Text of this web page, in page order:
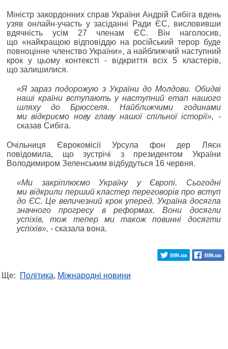
Міністр закордонних справ України Андрій Сибіга вдень
узяв онлайн-участь у засіданні Ради ЄС, висловивши
вдячність усім 27 членам ЄС. Він наголосив,
що «найкращою відповіддю на російський терор буде
повноцінне членство України», а найближчий наступний
крок у цьому контексті - відкриття всіх 5 кластерів,
що залишилися.
«Я зараз подорожую з України до Молдови. Обидві
наші країни вступають у наступний етап нашого
шляху до Брюсселя. Найближчими годинами
ми відкриємо нову главу нашої спільної історії», -
сказав Сибіга.
Очільниця Єврокомісії Урсула фон дер Ляєн
повідомила, що зустрічі з президентом України
Володимиром Зеленським відбудуться 16 червня.
«Ми закріплюємо Україну у Європі. Сьогодні
ми відкрили перший кластер переговорів про вступ
до ЄС. Це величезний крок уперед. Україна досягла
значного прогресу в реформах. Вони досягли
успіхів, тож тепер ми також повинні досягти
успіхів», - сказала вона.
Ще: Політика, Міжнародні новини